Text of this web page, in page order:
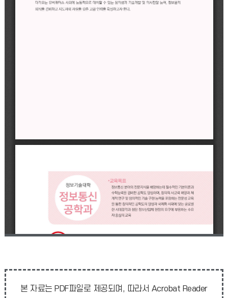
본 자료는 PDF파일로 제공되며, 따라서 Acrobat Reader